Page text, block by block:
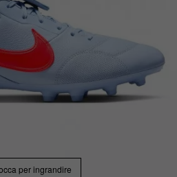
per ingrandire